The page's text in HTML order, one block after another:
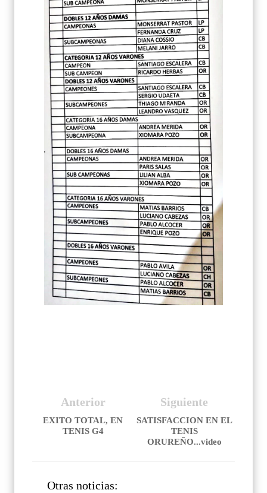
Siguiente
SATISFACCION EN EL
TENIS
ORUREÑO...video
Anterior
EXITO TOTAL, EN
TENIS G4
Otras noticias: